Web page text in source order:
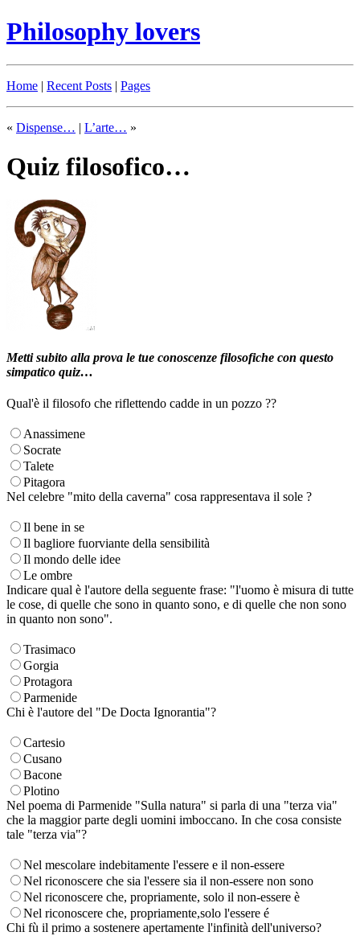
Philosophy lovers
Home | Recent Posts | Pages
« Dispense… | L’arte… »
Quiz filosofico…
Metti subito alla prova le tue conoscenze filosofiche con questo
simpatico quiz…
Qual'è il filosofo che riflettendo cadde in un pozzo ??
Anassimene
Socrate
Talete
Pitagora
Nel celebre "mito della caverna" cosa rappresentava il sole ?
Il bene in se
Il bagliore fuorviante della sensibilità
Il mondo delle idee
Le ombre
Indicare qual è l'autore della seguente frase: "l'uomo è misura di tutte
le cose, di quelle che sono in quanto sono, e di quelle che non sono
in quanto non sono".
Trasimaco
Gorgia
Protagora
Parmenide
Chi è l'autore del "De Docta Ignorantia"?
Cartesio
Cusano
Bacone
Plotino
Nel poema di Parmenide "Sulla natura" si parla di una "terza via"
che la maggior parte degli uomini imboccano. In che cosa consiste
tale "terza via"?
Nel mescolare indebitamente l'essere e il non-essere
Nel riconoscere che sia l'essere sia il non-essere non sono
Nel riconoscere che, propriamente, solo il non-essere è
Nel riconoscere che, propriamente,solo l'essere é
Chi fù il primo a sostenere apertamente l'infinità dell'universo?